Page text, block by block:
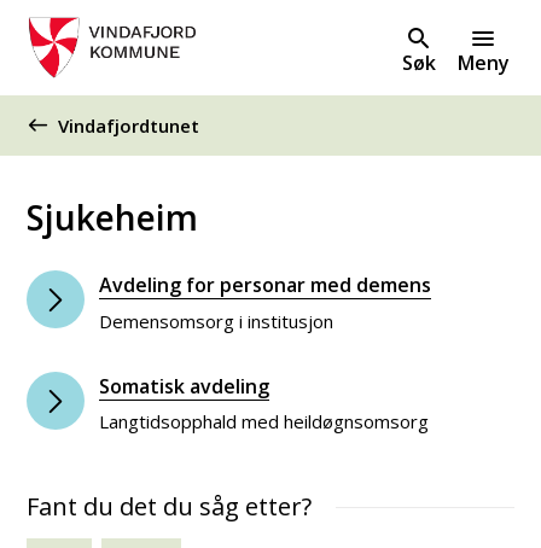
Søk Meny
Du er her:
Vindafjordtunet
Sjukeheim
Avdeling for personar med demens
Demensomsorg i institusjon
Somatisk avdeling
Langtidsopphald med heildøgnsomsorg
Fant du det du såg etter?